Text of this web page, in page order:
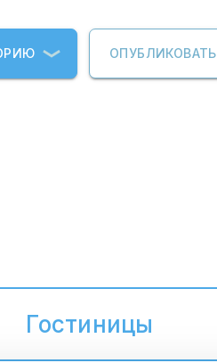
ОПУБЛИКОВАТЬ
Гостиницы